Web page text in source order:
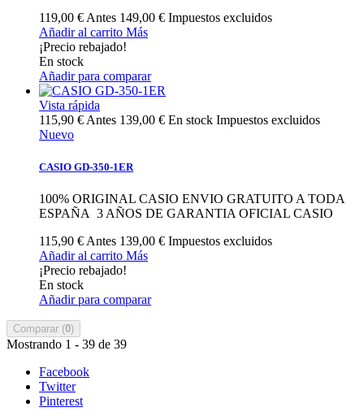
119,00 €Antes 149,00 € Impuestos excluidos
Añadir al carrito Más
¡Precio rebajado!
En stock
Añadir para comparar
Vista rápida
115,90 €Antes 139,00 € En stock Impuestos excluidos
Nuevo
CASIO GD-350-1ER
100% ORIGINAL CASIO ENVIO GRATUITO A TODA
ESPAÑA 3 AÑOS DE GARANTIA OFICIAL CASIO
115,90 € Antes 139,00 € Impuestos excluidos
Añadir al carrito Más
¡Precio rebajado!
En stock
Añadir para comparar
Comparar (0)
Mostrando 1 - 39 de 39
Facebook
Twitter
Pinterest